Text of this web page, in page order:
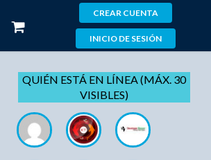
CREAR CUENTA
INICIO DE SESIÓN
QUIÉN ESTÁ EN LÍNEA (MÁX. 30
VISIBLES)